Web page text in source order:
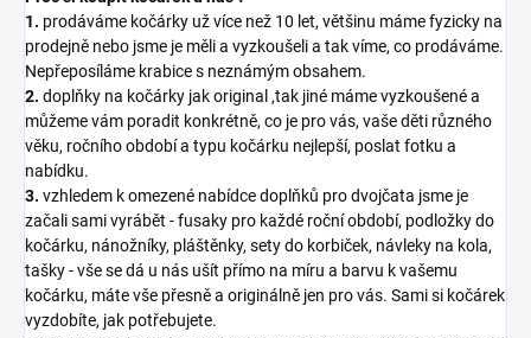
1. prodáváme kočárky už více než 10 let, většinu máme fyzicky na
prodejně nebo jsme je měli a vyzkoušeli a tak víme, co prodáváme.
Nepřeposíláme krabice s neznámým obsahem.
2. doplňky na kočárky jak original ,tak jiné máme vyzkoušené a
můžeme vám poradit konkrétně, co je pro vás, vaše děti různého
věku, ročního období a typu kočárku nejlepší, poslat fotku a
nabídku.
3. vzhledem k omezené nabídce doplňků pro dvojčata jsme je
začali sami vyrábět - fusaky pro každé roční období, podložky do
kočárku, nánožníky, pláštěnky, sety do korbiček, návleky na kola,
tašky - vše se dá u nás ušít přímo na míru a barvu k vašemu
kočárku, máte vše přesně a originálně jen pro vás. Sami si kočárek
vyzdobíte, jak potřebujete.